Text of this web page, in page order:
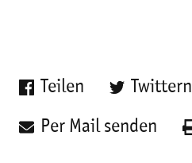
Teilen Twittern
Per Mail senden